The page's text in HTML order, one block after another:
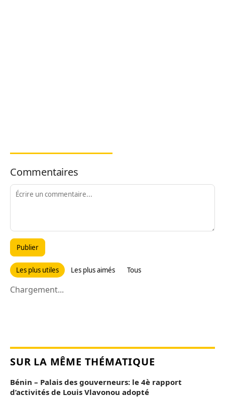
Commentaires
Publier
Les plus utiles Les plus aimés Tous
Chargement...
SUR LA MÊME THÉMATIQUE
Bénin – Palais des gouverneurs: le 4è rapport
d’activités de Louis Vlavonou adopté